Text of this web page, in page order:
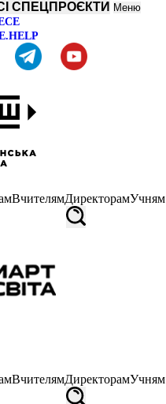
СПЕЦПРОЄКТИ Меню
ВчителямДиректорамУчням
ВчителямДиректорамУчням